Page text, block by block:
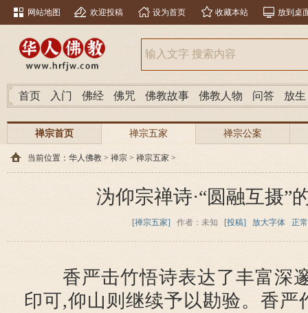
网站地图 欢迎投稿 设为首页 收藏本站 放到桌
首页 入门 佛经 佛咒 佛教故事 佛教人物 问答 放生
禅宗首页 禅宗五家 禅宗公案
当前位置： 华人佛教 > 禅宗 > 禅宗五家 >
沩仰宗禅诗·“圆融互摄”
[禅宗五家] 作者：未知 [投稿] 放大字体 正常
香严击竹悟诗表达了丰富深
印可,仰山则继续予以勘验。香严